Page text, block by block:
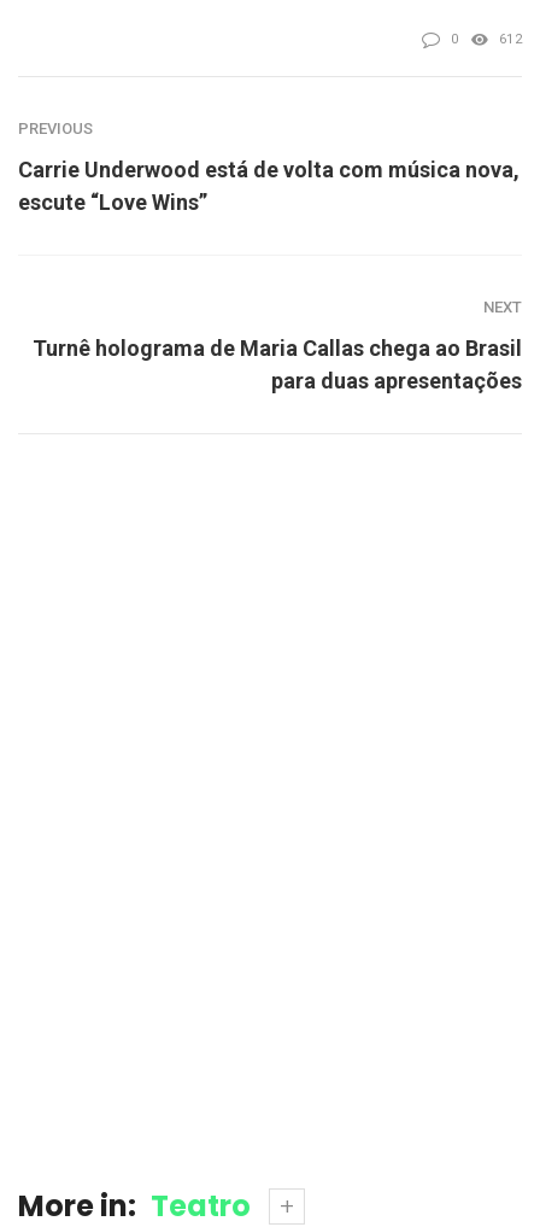
0 612
PREVIOUS
Carrie Underwood está de volta com música nova,
escute “Love Wins”
NEXT
Turnê holograma de Maria Callas chega ao Brasil
para duas apresentações
More in: Teatro